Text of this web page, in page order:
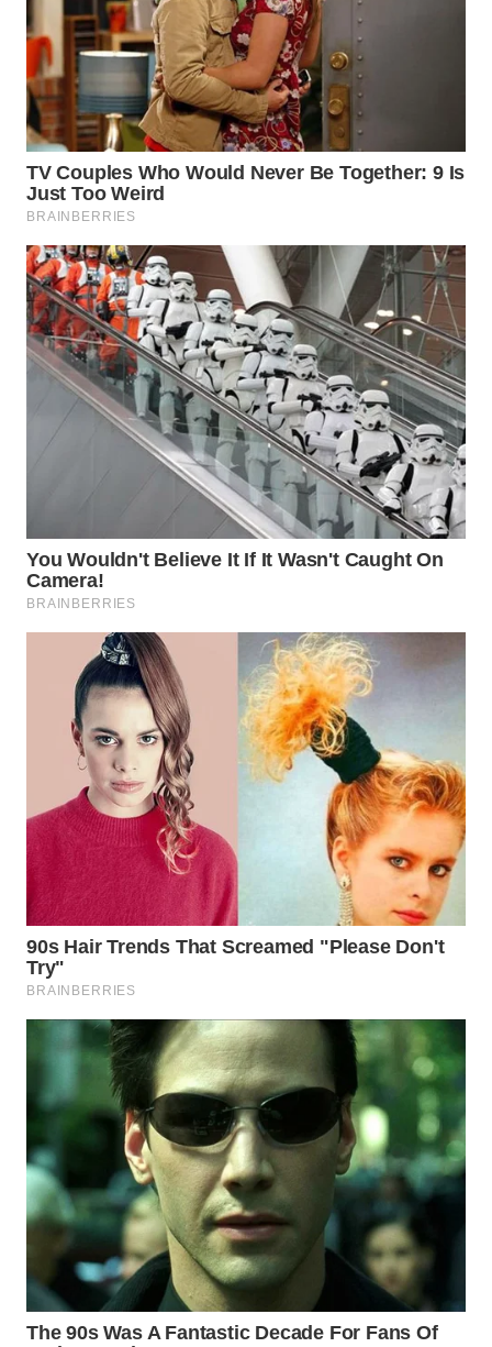
WN
TANJUNG
LESUNG
WN
KARO
WN
SIMALUNGUN
WN
LABUHANBATU
WN
TAPANULI
TENGAH
WN
TEBING
TINGGI
PAKPAK
WN
KARAWANG
WN
BEKASI
WN
BOGOR
DEPOK
WN
UTARA
SAMOSIR
WN
PADANG
LAWAS